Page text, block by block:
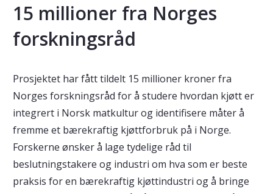
15 millioner fra Norges
forskningsråd
Prosjektet har fått tildelt 15 millioner kroner fra
Norges forskningsråd for å studere hvordan kjøtt er
integrert i Norsk matkultur og identifisere måter å
fremme et bærekraftig kjøttforbruk på i Norge.
Forskerne ønsker å lage tydelige råd til
beslutningstakere og industri om hva som er beste
praksis for en bærekraftig kjøttindustri og å bringe